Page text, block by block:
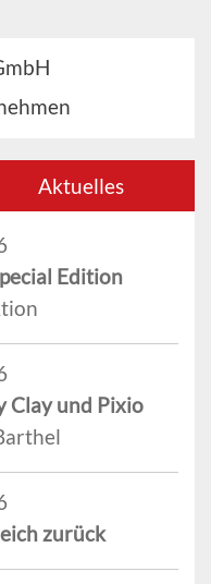
Aktuelles
Edition
Clay und Pixio
zurück